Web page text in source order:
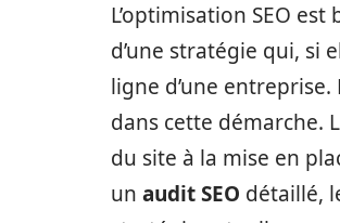
L’optimisation SEO
d’une stratégie qui, si
ligne d’une entreprise.
dans cette démarche.
du site à la mise en
un audit SEO détaillé,